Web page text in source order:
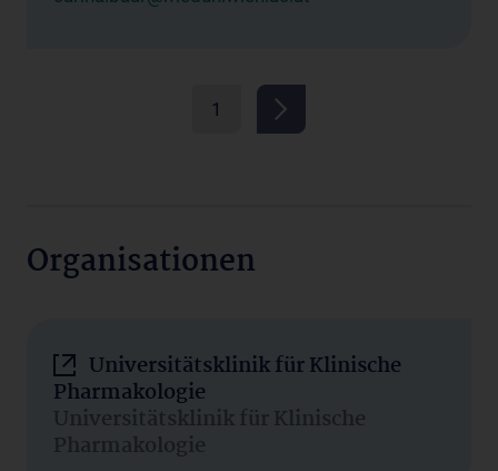
1
Organisationen
Universitätsklinik für Klinische
Pharmakologie
Universitätsklinik für Klinische
Pharmakologie